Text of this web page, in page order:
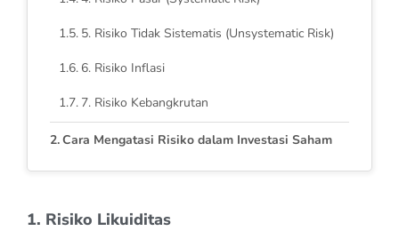
5. Risiko Tidak Sistematis (Unsystematic Risk)
6. Risiko Inflasi
7. Risiko Kebangkrutan
Cara Mengatasi Risiko dalam Investasi Saham
1. Risiko Likuiditas